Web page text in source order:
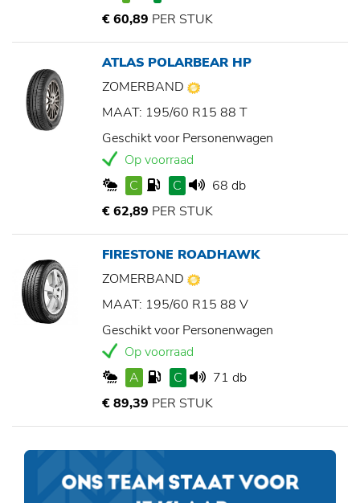
€ 60,89 PER STUK
ATLAS POLARBEAR HP
ZOMERBAND
MAAT: 195/60 R15 88 T
Geschikt voor Personenwagen
Op voorraad
C
C
68 db
€ 62,89 PER STUK
FIRESTONE ROADHAWK
ZOMERBAND
MAAT: 195/60 R15 88 V
Geschikt voor Personenwagen
Op voorraad
A
C
71 db
€ 89,39 PER STUK